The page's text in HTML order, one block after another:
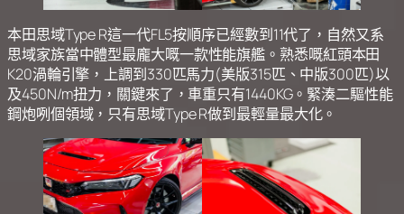
本田思域Type R這一代FL5按順序已經數到11代了，自然又系
思域家族當中體型最龐大嘅一款性能旗艦。熟悉嘅紅頭本田
K20渦輪引擎，上調到330匹馬力(美版315匹、中版300匹)以
及450N/m扭力，關鍵來了，車重只有1440KG。緊湊二驅性能
鋼炮咧個領域，只有思域Type R做到最輕量最大化。